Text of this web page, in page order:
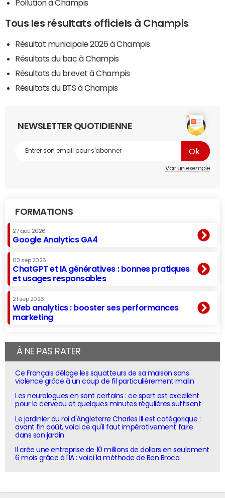
Pollution à Champis
Tous les résultats officiels à Champis
Résultat municipale 2026 à Champis
Résultats du bac à Champis
Résultats du brevet à Champis
Résultats du BTS à Champis
NEWSLETTER QUOTIDIENNE
Voir un exemple
FORMATIONS
27 aoû 2026
Google Analytics GA4
03 sep 2026
ChatGPT et IA génératives : bonnes pratiques
et usages responsables
21 sep 2026
Web analytics : booster ses performances
marketing
À NE PAS RATER
Ce Français déloge les squatteurs de sa maison sans
violence grâce à un coup de fil particulièrement malin
Les neurologues en sont certains : ce sport est excellent
pour le cerveau et quelques minutes régulières suffisent
Le jardinier du roi d'Angleterre Charles III est catégorique :
avant fin août, voici ce qu'il faut impérativement faire
dans son jardin
Il crée une entreprise de 10 millions de dollars en seulement
6 mois grâce à l'IA : voici la méthode de Ben Broca